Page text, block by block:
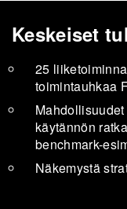
Kes­kei­set
25
toi­min­tauh­kaa
käy­tän­nön
benchmark-​
Nä­ke­mys­tä